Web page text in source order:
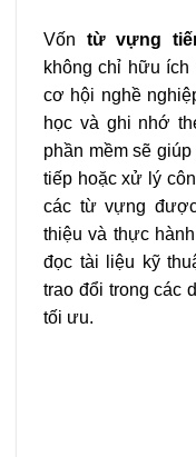
Vốn từ vựng
không chỉ hữu ích
cơ hội nghề
học và ghi nhớ
phần mềm sẽ
tiếp hoặc xử lý
các từ vựng
thiệu và thực
đọc tài liệu kỹ
trao đổi trong các
tối ưu.